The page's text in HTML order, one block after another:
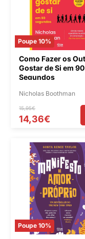
Poupe 10%
Como Fazer os
Gostar de Si em 90
Segundos
Nicholas Boothman
15,95€
14,36€
Poupe 10%